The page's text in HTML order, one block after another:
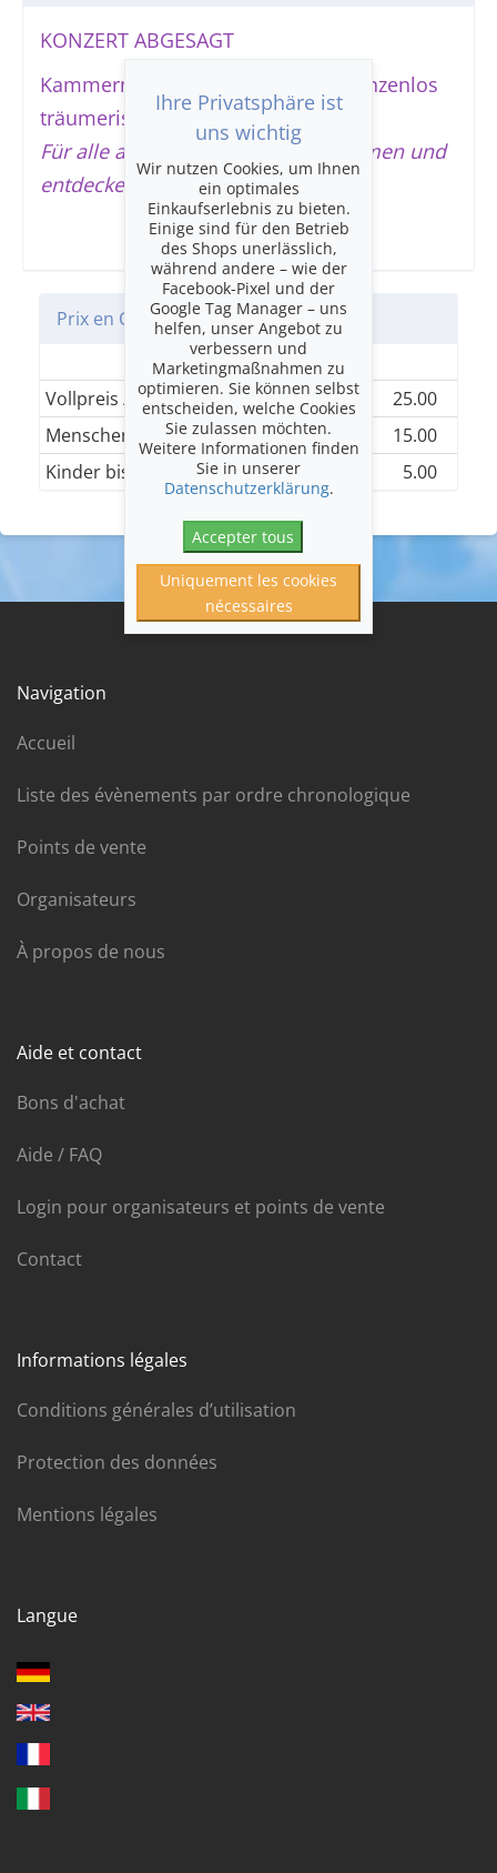
KONZERT ABGESAGT
Kammermusik auf Weltreise – «grenzenlos
träumerisch»
Für alle ab 8 Jahren, die gerne träumen und
entdecken!
Prix en CHF
Einheitskategorie
Vollpreis / AHV / IV
25.00
Menschen von 12 bis 27 Jahren
15.00
Kinder bis 12 Jahren
5.00
Navigation
Accueil
Liste des évènements par ordre chronologique
Points de vente
Organisateurs
À propos de nous
Aide et contact
Bons d'achat
Aide / FAQ
Login pour organisateurs et points de vente
Contact
Informations légales
Conditions générales d’utilisation
Protection des données
Mentions légales
Langue
Ihre Privatsphäre ist
uns wichtig
Wir nutzen Cookies, um Ihnen
ein optimales
Einkaufserlebnis zu bieten.
Einige sind für den Betrieb
des Shops unerlässlich,
während andere – wie der
Facebook-Pixel und der
Google Tag Manager – uns
helfen, unser Angebot zu
verbessern und
Marketingmaßnahmen zu
optimieren. Sie können selbst
entscheiden, welche Cookies
Sie zulassen möchten.
Weitere Informationen finden
Sie in unserer
Datenschutzerklärung.
Accepter tous
Uniquement les cookies
nécessaires